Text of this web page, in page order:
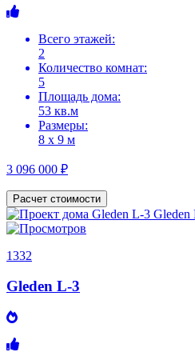
Всего этажей:
2
Количество комнат:
5
Площадь дома:
53 кв.м
Размеры:
8 х 9 м
3 096 000 ₽
Расчет стоимости
1332
Gleden L-3